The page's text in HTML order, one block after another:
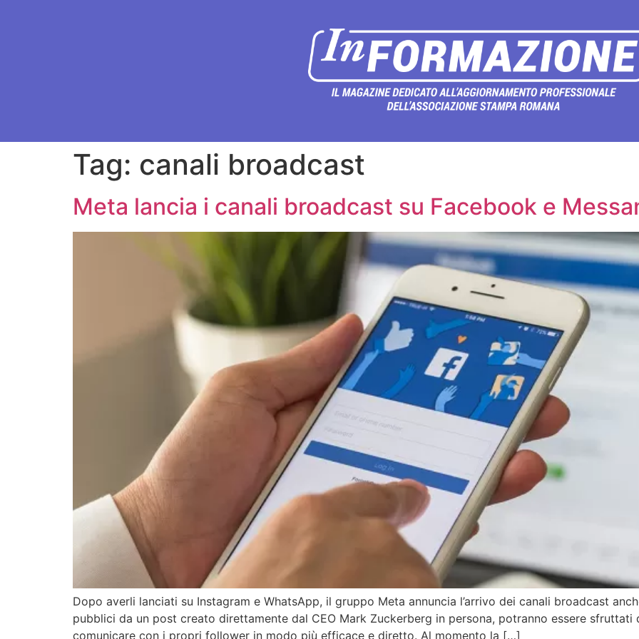
Tag: canali broadcast
Meta lancia i canali broadcast su Facebook e
Dopo averli lanciati su Instagram e WhatsApp, il gruppo Meta annuncia l’arrivo dei canali broadcast
pubblici da un post creato direttamente dal CEO Mark Zuckerberg in persona, potranno essere
comunicare con i propri follower in modo più efficace e diretto. Al momento la […]